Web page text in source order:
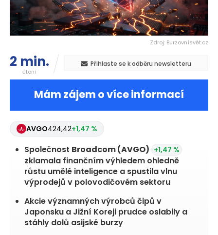
Zdroj: Burzovnísvět.cz
2 min.
čtení
Přihlaste se k odběru newsletteru
Mám zájem o více informací
AVGO424,42+1,47 %
Společnost Broadcom(AVGO) +1,47 %
zklamala finančním výhledem ohledně
růstu umělé inteligence a spustila vlnu
výprodejů v polovodičovém sektoru
Akcie významných výrobců čipů v
Japonsku a Jižní Koreji prudce oslabily a
stáhly dolů asijské burzy